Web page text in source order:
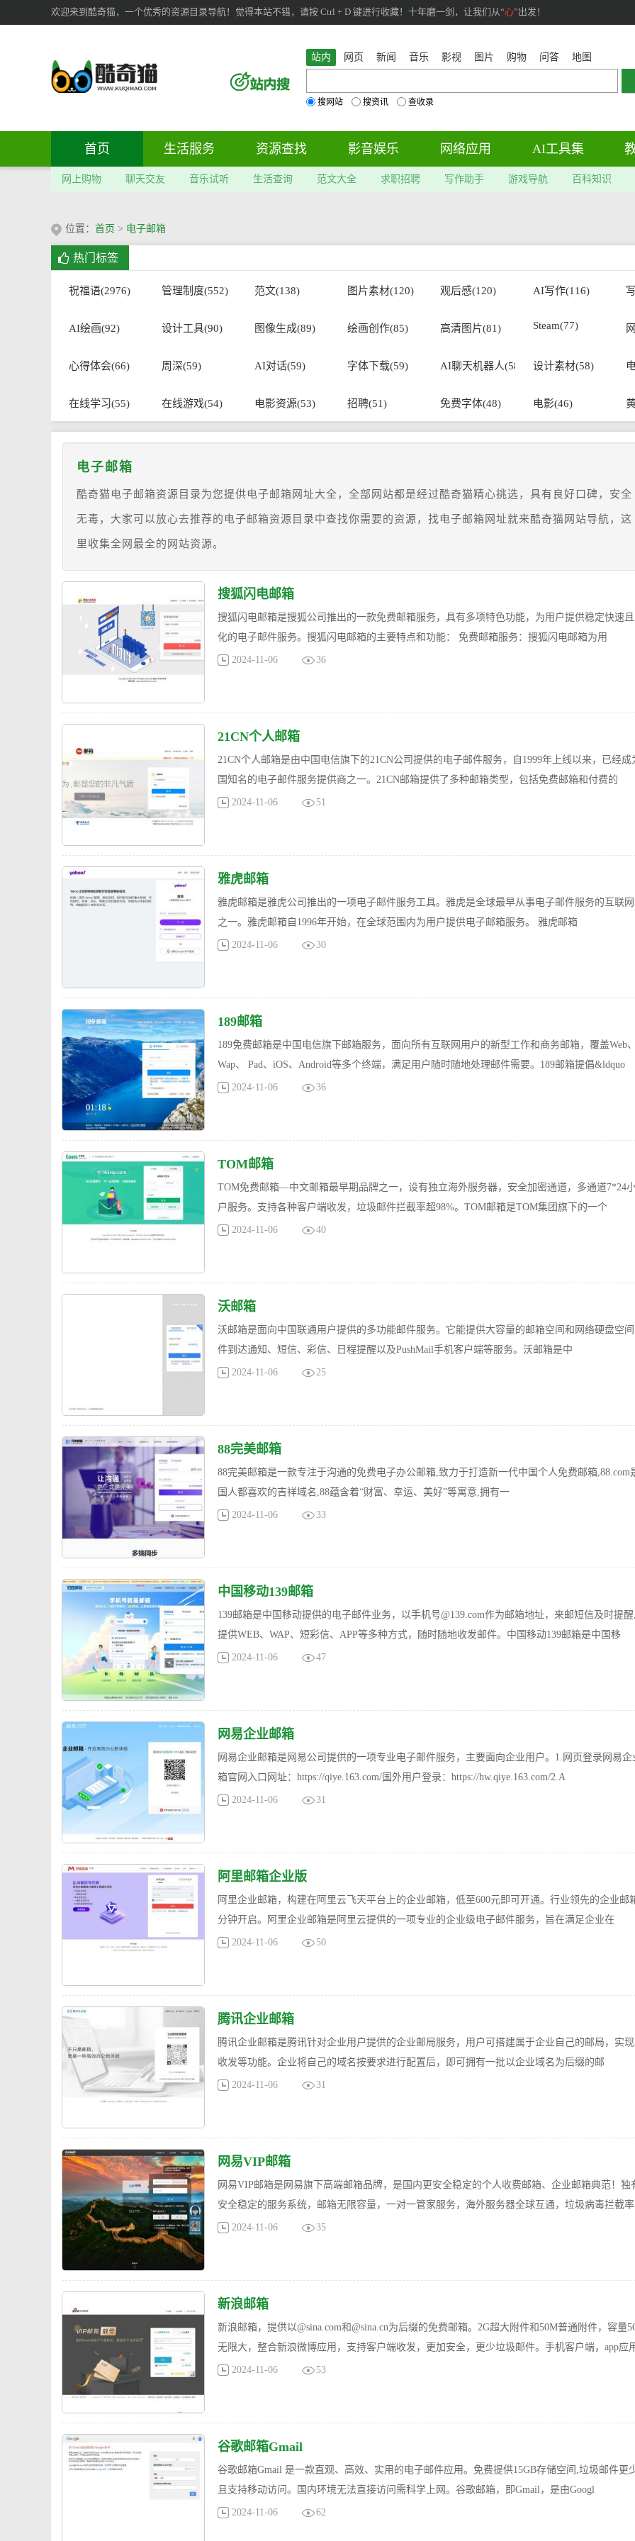
欢迎来到酷奇猫，一个优秀的资源目录导航！觉得本站不错，请按 Ctrl + D 键进行收藏！十年磨一剑，让我们从“心”出发！
站内 网页 新闻 音乐 影视 图片 购物 问答 地图
搜网站 搜资讯 查收录
首页 生活服务 资源查找 影音娱乐 网络应用 AI工具集
网上购物 聊天交友 音乐试听 生活查询 范文大全 求职招聘 写作助手 游戏导航 百科知识
位置： 首页 > 电子邮箱
热门标签
祝福语(2976) 管理制度(552) 范文(138) 图片素材(120) 观后感(120) AI写作(116)
AI绘画(92) 设计工具(90) 图像生成(89) 绘画创作(85) 高清图片(81) Steam(77)
心得体会(66) 周深(59) AI对话(59) 字体下载(59) AI聊天机器人(58) 设计素材(58)
在线学习(55) 在线游戏(54) 电影资源(53) 招聘(51) 免费字体(48) 电影(46)
电子邮箱
酷奇猫电子邮箱资源目录为您提供电子邮箱网址大全，全部网站都是经过酷奇猫精心挑选，具有良好口碑，安全
无毒，大家可以放心去推荐的电子邮箱资源目录中查找你需要的资源，找电子邮箱网址就来酷奇猫网站导航，这
里收集全网最全的网站资源。
搜狐闪电邮箱
搜狐闪电邮箱是搜狐公司推出的一款免费邮箱服务，具有多项特色功能，为用户提供稳定快速
化的电子邮件服务。搜狐闪电邮箱的主要特点和功能： 免费邮箱服务：搜狐闪电邮箱为用
2024-11-06 36
21CN个人邮箱
21CN个人邮箱是由中国电信旗下的21CN公司提供的电子邮件服务，自1999年上线以来，已经成
国知名的电子邮件服务提供商之一。21CN邮箱提供了多种邮箱类型，包括免费邮箱和付费的
2024-11-06 51
雅虎邮箱
雅虎邮箱是雅虎公司推出的一项电子邮件服务工具。雅虎是全球最早从事电子邮件服务的互联
之一。雅虎邮箱自1996年开始，在全球范围内为用户提供电子邮箱服务。 雅虎邮箱
2024-11-06 30
189邮箱
189免费邮箱是中国电信旗下邮箱服务，面向所有互联网用户的新型工作和商务邮箱，覆盖Web、
Wap、 Pad、iOS、Android等多个终端，满足用户随时随地处理邮件需要。189邮箱提倡&ldquo
2024-11-06 36
TOM邮箱
TOM免费邮箱—中文邮箱最早期品牌之一，设有独立海外服务器，安全加密通道，多通道7*24
户服务。支持各种客户端收发，垃圾邮件拦截率超98%。TOM邮箱是TOM集团旗下的一个
2024-11-06 40
沃邮箱
沃邮箱是面向中国联通用户提供的多功能邮件服务。它能提供大容量的邮箱空间和网络硬盘空
件到达通知、短信、彩信、日程提醒以及PushMail手机客户端等服务。沃邮箱是中
2024-11-06 25
88完美邮箱
88完美邮箱是一款专注于沟通的免费电子办公邮箱,致力于打造新一代中国个人免费邮箱,88.com
国人都喜欢的吉祥域名,88蕴含着“财富、幸运、美好”等寓意,拥有一
2024-11-06 33
中国移动139邮箱
139邮箱是中国移动提供的电子邮件业务，以手机号@139.com作为邮箱地址，来邮短信及时提
提供WEB、WAP、短彩信、APP等多种方式，随时随地收发邮件。中国移动139邮箱是中国移
2024-11-06 47
网易企业邮箱
网易企业邮箱是网易公司提供的一项专业电子邮件服务，主要面向企业用户。1.网页登录网易企
箱官网入口网址：https://qiye.163.com/国外用户登录：https://hw.qiye.163.com/2.A
2024-11-06 31
阿里邮箱企业版
阿里企业邮箱，构建在阿里云飞天平台上的企业邮箱，低至600元即可开通。行业领先的企业邮
分钟开启。阿里企业邮箱是阿里云提供的一项专业的企业级电子邮件服务，旨在满足企业在
2024-11-06 50
腾讯企业邮箱
腾讯企业邮箱是腾讯针对企业用户提供的企业邮局服务，用户可搭建属于企业自己的邮局，实
收发等功能。企业将自己的域名按要求进行配置后，即可拥有一批以企业域名为后缀的邮
2024-11-06 31
网易VIP邮箱
网易VIP邮箱是网易旗下高端邮箱品牌，是国内更安全稳定的个人收费邮箱、企业邮箱典范！独
安全稳定的服务系统，邮箱无限容量，一对一管家服务，海外服务器全球互通，垃圾病毒拦截率
2024-11-06 35
新浪邮箱
新浪邮箱，提供以@sina.com和@sina.cn为后缀的免费邮箱。2G超大附件和50M普通附件，容量
无限大，整合新浪微博应用，支持客户端收发，更加安全，更少垃圾邮件。手机客户端，app应
2024-11-06 53
谷歌邮箱Gmail
谷歌邮箱Gmail 是一款直观、高效、实用的电子邮件应用。免费提供15GB存储空间,垃圾邮件更
且支持移动访问。国内环境无法直接访问需科学上网。谷歌邮箱，即Gmail，是由Googl
2024-11-06 62